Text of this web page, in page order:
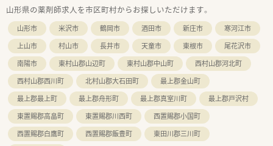
経験やスキルに応じて高水準の給与が提示されます。
■単身の世帯主には社宅費用を全額提供する制度があり、上限
30万円の引越し手当も支給されるため遠方からも安心です。
山形県の薬剤師求人を市区町村からお探しいただけます。
山形市 米沢市 鶴岡市 酒田市 新庄市
寒河江市
上山市
村山市 長井市 天童市 東根市
尾花沢市
南陽市
東村山郡山辺町 東村山郡中山町
西村山郡河北町
西村山郡西川町
北村山郡大石田町
最上郡金山町
最上郡最上町
最上郡舟形町 最上郡真室川町
最上郡戸沢村
東置賜郡高畠町
東置賜郡川西町
西置賜郡小国町
西置賜郡白鷹町
西置賜郡飯豊町
東田川郡三川町